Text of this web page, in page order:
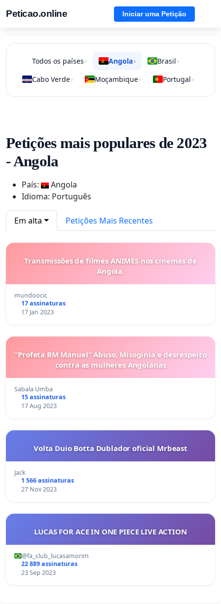
Peticao.online Iniciar uma Petição
Todos os países › Angola› Brasil ›
Cabo Verde› Moçambique› Portugal ›
Petições mais populares de 2023
- Angola
País:
Angola
Idioma: Português
Em alta Petições Mais Recentes
Transmissões de filmes ANIMES nos cinemas de
Angola.
mundoocic
17 assinaturas
17 Jan 2023
“Profeta BM Manuel” Abuso, Misoginia e desrespeito
contra as mulheres Angolanas
Sabala Umba
15 assinaturas
17 Aug 2023
Volta Duio Botta Dublador oficial Mrbeast
Jack
1 566 assinaturas
27 Nov 2023
LUCAS FOR ACE IN ONE PIECE LIVE ACTION
@fa_club_lucasamorim
22 889 assinaturas
23 Sep 2023